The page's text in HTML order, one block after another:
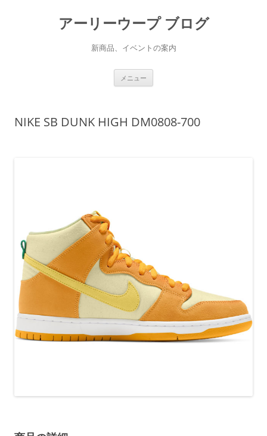
アーリーウープ ブログ
新商品、イベントの案内
メニュー
ス
NIKE SB DUNK HIGH DM0808-700